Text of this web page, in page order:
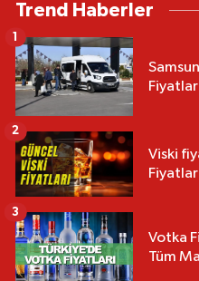
Trend Haberler
1
Viski
Fiyatlar
2
Votka
Tüm
3